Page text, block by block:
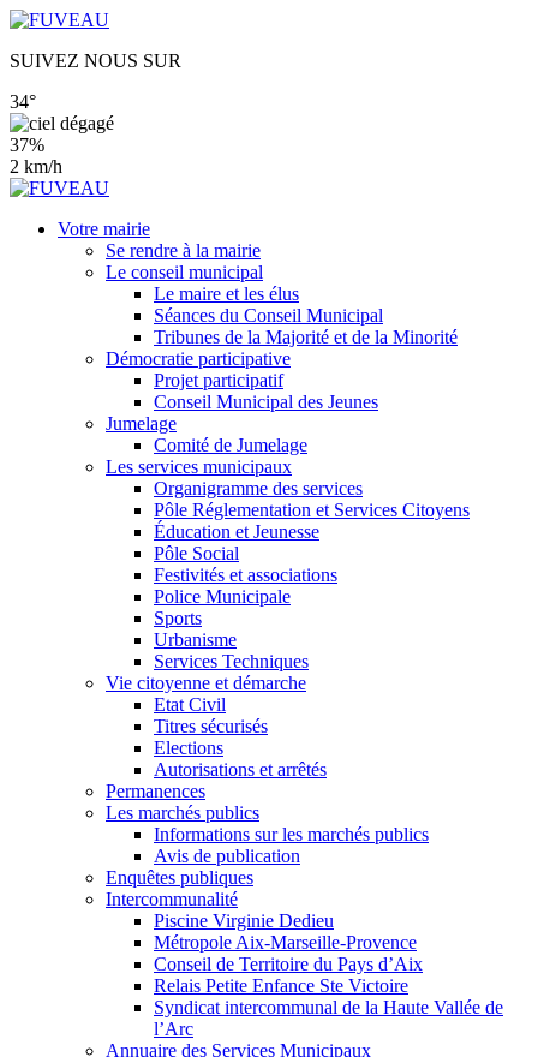
SUIVEZ NOUS SUR
34°
37%
2 km/h
Votre mairie
Se rendre à la mairie
Le conseil municipal
Le maire et les élus
Séances du Conseil Municipal
Tribunes de la Majorité et de la Minorité
Démocratie participative
Projet participatif
Conseil Municipal des Jeunes
Jumelage
Comité de Jumelage
Les services municipaux
Organigramme des services
Pôle Réglementation et Services Citoyens
Éducation et Jeunesse
Pôle Social
Festivités et associations
Police Municipale
Sports
Urbanisme
Services Techniques
Vie citoyenne et démarche
Etat Civil
Titres sécurisés
Elections
Autorisations et arrêtés
Permanences
Les marchés publics
Informations sur les marchés publics
Avis de publication
Enquêtes publiques
Intercommunalité
Piscine Virginie Dedieu
Métropole Aix-Marseille-Provence
Conseil de Territoire du Pays d’Aix
Relais Petite Enfance Ste Victoire
Syndicat intercommunal de la Haute Vallée de
l’Arc
Annuaire des Services Municipaux